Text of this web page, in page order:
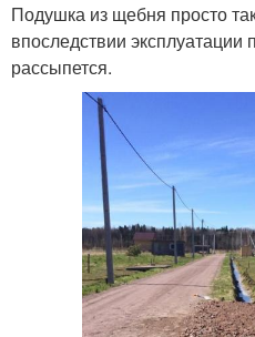
Подушка из щебня просто
впоследствии эксплуатации
рассыпется.